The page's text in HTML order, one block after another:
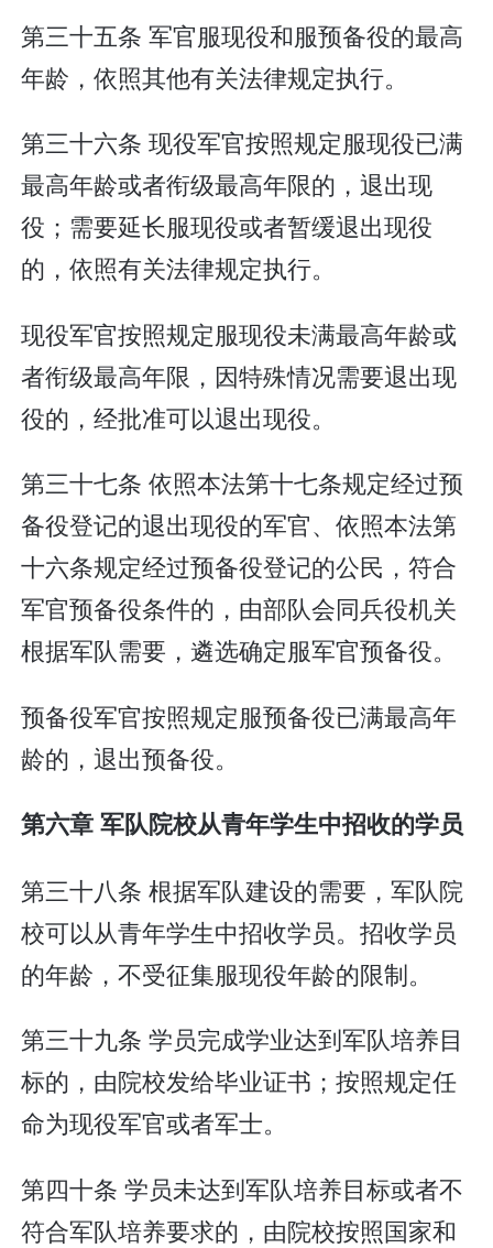
第三十五条 军官服现役和服预备役的最高
年龄，依照其他有关法律规定执行。
第三十六条 现役军官按照规定服现役已满
最高年龄或者衔级最高年限的，退出现
役；需要延长服现役或者暂缓退出现役
的，依照有关法律规定执行。
现役军官按照规定服现役未满最高年龄或
者衔级最高年限，因特殊情况需要退出现
役的，经批准可以退出现役。
第三十七条 依照本法第十七条规定经过预
备役登记的退出现役的军官、依照本法第
十六条规定经过预备役登记的公民，符合
军官预备役条件的，由部队会同兵役机关
根据军队需要，遴选确定服军官预备役。
预备役军官按照规定服预备役已满最高年
龄的，退出预备役。
第六章 军队院校从青年学生中招收的学员
第三十八条 根据军队建设的需要，军队院
校可以从青年学生中招收学员。招收学员
的年龄，不受征集服现役年龄的限制。
第三十九条 学员完成学业达到军队培养目
标的，由院校发给毕业证书；按照规定任
命为现役军官或者军士。
第四十条 学员未达到军队培养目标或者不
符合军队培养要求的，由院校按照国家和